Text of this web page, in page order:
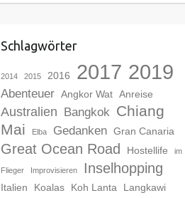
Schlagwörter
2014 2015 2016 2017 2019
Abenteuer Angkor Wat Anreise
Australien Bangkok
Chiang
Mai
Elba Gedanken Gran Canaria
Great Ocean Road Hostellife im
Flieger Improvisieren Inselhopping
Italien Koalas Koh Lanta
Langkawi